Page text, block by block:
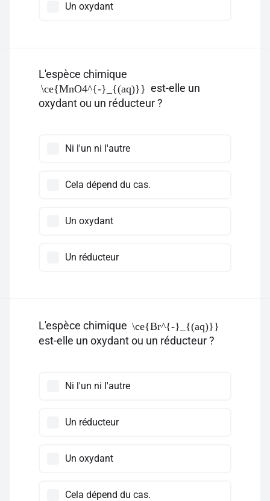
Un oxydant
L'espèce chimique
\ce{MnO4^{-}_{(aq)}} est-elle un
oxydant ou un réducteur ?
Ni l'un ni l'autre
Cela dépend du cas.
Un oxydant
Un réducteur
L'espèce chimique \ce{Br^{-}_{(aq)}}
est-elle un oxydant ou un réducteur ?
Ni l'un ni l'autre
Un réducteur
Un oxydant
Cela dépend du cas.